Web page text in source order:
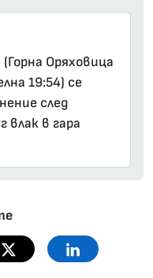
Оряховица
19:54) се
след
влак в гара
Twitter Linkedin